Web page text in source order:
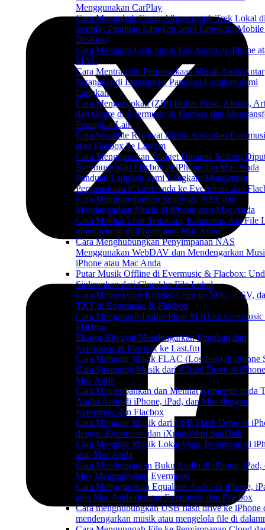
Menggunakan CarPlay
Cara Mengubah Cover Album untuk Trek Lokal
Spotify: Panduan Langkah demi Langkah
Desktop)
Cara Mengedit Lirik untuk File Audio di iPhone
MAC
Cara Mentransfer Perpustakaan Musik Anda Antar
Perangkat di Evermusic: Panduan Langkah demi
Langkah
Cara Mengarsipkan (ZIP) Daftar Putar, Album,
dan Genre di Evermusic & Flacbox dan
Perangkat Lain
Cara Scrobble Riwayat Musik Anda dari
atau Flacbox ke Last.fm
Cara Menggunakan Widget Dinamis Sedang
Evermusic dan Flacbox di iPhone dan Mac Anda
Panduan Langkah demi Langkah: Mengimpor
Perpustakaan iCloud Anda ke Evermusic dan
Cara Menghubungkan Synology NAS dan
Mendengarkan Musik di iPhone atau Mac Anda
Cara Melihat Lirik Tertanam, Komentar, dan File
untuk Musik di iPhone atau Mac Anda
Cara Menghubungkan Penyimpanan NAS
Menggunakan WebDAV dan Mendengarkan
iPhone atau Mac Anda
Putar Musik Offline di Evermusic & Flacbox:
Sinkronkan dari Cloud ke File Lokal
Cara Mengekspor Koleksi Lagu ke M3U, CSV,
TXT di Evermusic & Flacbox
Cara Mengimpor Daftar Putar M3U ke Evermusic
Flacbox
Ekspor Riwayat Mendengarkan Lengkap dari
Evermusic & Flacbox ke Last.fm
Cara Memutar Musik FLAC (Lossless) di iPhone
Cara Streaming Musik dari iCloud Drive di
Mac Anda
Cara Menambahkan dan Melihat Komentar pada
Audio Anda di iPhone, iPad, dan Mac dengan
Evermusic dan Flacbox
Cara Memutar Musik dari USB Flash Drive di
dengan Evermusic dan iXpand dari SanDisk
Cara Memutar Musik Lokal yang Tersimpan di
atau Mac Anda
Cara Mendengarkan Buku Audio di iPhone, iPad,
Mac Menggunakan Evermusic
Cara Menggunakan Equalizer Audio di iPhone,
atau Mac Anda dengan Evermusic dan Flacbox
Cara menghubungkan USB flash drive ke iPhone
mendengarkan musik atau mengelola file di